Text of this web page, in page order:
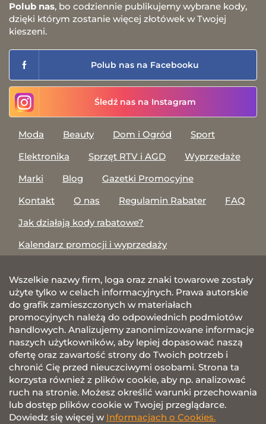
Polub nas, bo codziennie publikujemy wybrane kody,
dzięki którym zostanie więcej złotówek w Twojej
kieszeni.
Polub nas na Facebooku
Śledź nas na Instagram
Moda Beauty Dom i Ogród
Sport
Elektronika
Sprzęt RTV i AGD
Wyprzedaże
Marki
Blog
Gazetki Promocyjne
Kontakt
O nas Regulamin Rabater
FAQ
Jak działają kody rabatowe?
Kalendarz promocji i wyprzedaży
Wszelkie nazwy firm, loga oraz znaki towarowe zostały
użyte tylko w celach informacyjnych. Prawa autorskie
do grafik zamieszczonych w materiałach
promocyjnych należą do odpowiednich podmiotów
handlowych. Analizujemy zanonimizowane informacje
naszych użytkowników, aby lepiej dopasować naszą
ofertę oraz zawartość strony do Twoich potrzeb i
chronić Cię przed nieuczciwymi osobami. Strona ta
korzysta również z plików cookie, aby np. analizować
ruch na stronie. Możesz określić warunki przechowania
lub dostęp plików cookie w Twojej przeglądarce.
Dowiedz się więcej w Informacjach o Cookies.